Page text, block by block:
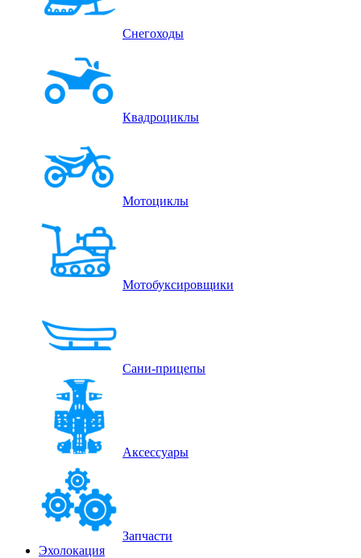
Снегоходы
Квадроциклы
Мотоциклы
Мотобуксировщики
Сани-прицепы
Аксессуары
Запчасти
Эхолокация